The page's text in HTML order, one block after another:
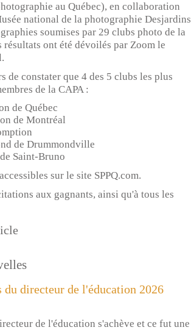
au Québec), en collaboration
national de la photographie
soumises par 29 clubs photo de la
résultats ont été dévoilés par Zoom le
de constater que 4 des 5 clubs les plus
de la CAPA :
de Québec
de Montréal
de Drummondville
Saint-Bruno
sur le site SPPQ.com.
aux gagnants, ainsi qu'à tous les
du directeur de l'éducation 2026
de l'éducation s'achève et ce fut une